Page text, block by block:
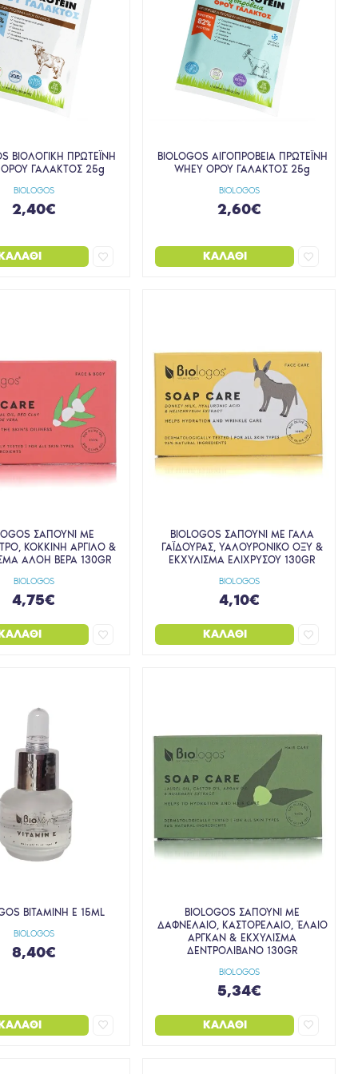
BIOLOGOS
ΒΙΟΛΟΓΙΚΗ ΠΡΩΤΕΪΝΗ
ΟΡΟΥ ΓΑΛΑΚΤΟΣ 25g
2,40€
BIOLOGOS
BIOLOGOS ΑΙΓΟΠΡΟΒΕΙΑ ΠΡΩΤΕΪΝΗ
WHEY ΟΡΟΥ ΓΑΛΑΚΤΟΣ 25g
2,60€
ΚΑΛΆΘΙ
BIOLOGOS
ΣΑΠΟΥΝΙ ΜΕ
ΚΟΚΚΙΝΗ ΑΡΓΙΛΟ &
ΑΛΟΗ ΒΕΡΑ 130GR
4,75€
BIOLOGOS
BIOLOGOS ΣΑΠΟΥΝΙ ΜΕ ΓΑΛΑ
ΓΑΪΔΟΥΡΑΣ, ΥΑΛΟΥΡΟΝΙΚΟ ΟΞΥ &
ΕΚΧΥΛΙΣΜΑ ΕΛΙΧΡΥΣΟΥ 130GR
4,10€
ΚΑΛΆΘΙ
BIOLOGOS
ΒΙΤΑΜΙΝΗ Ε 15ML
8,40€
BIOLOGOS
BIOLOGOS ΣΑΠΟΥΝΙ ΜΕ
ΔΑΦΝΕΛΑΙΟ, ΚΑΣΤΟΡΕΛΑΙΟ, ΈΛΑΙΟ
ΑΡΓΚΑΝ & ΕΚΧΥΛΙΣΜΑ
ΔΕΝΤΡΟΛΙΒΑΝΟ 130GR
5,34€
ΚΑΛΆΘΙ